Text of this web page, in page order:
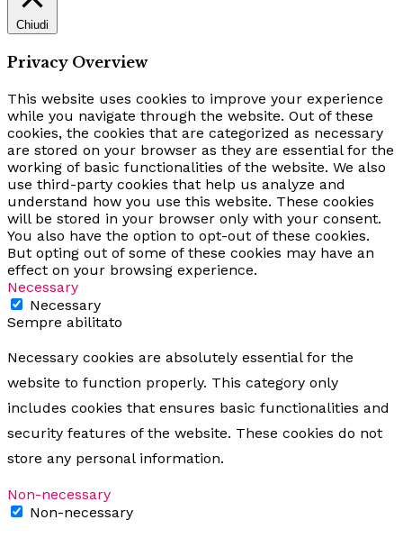
Chiudi
Privacy Overview
This website uses cookies to improve your experience
while you navigate through the website. Out of these
cookies, the cookies that are categorized as necessary
are stored on your browser as they are essential for the
working of basic functionalities of the website. We also
use third-party cookies that help us analyze and
understand how you use this website. These cookies
will be stored in your browser only with your consent.
You also have the option to opt-out of these cookies.
But opting out of some of these cookies may have an
effect on your browsing experience.
Necessary
Necessary
Sempre abilitato
Necessary cookies are absolutely essential for the
website to function properly. This category only
includes cookies that ensures basic functionalities and
security features of the website. These cookies do not
store any personal information.
Non-necessary
Non-necessary